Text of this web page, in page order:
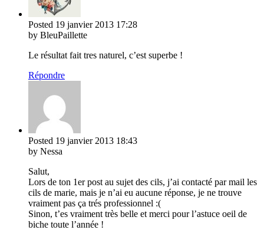
Posted 19 janvier 2013 17:28
by BleuPaillette
Le résultat fait tres naturel, c’est superbe !
Répondre
Posted 19 janvier 2013 18:43
by Nessa
Salut,
Lors de ton 1er post au sujet des cils, j’ai contacté par mail les
cils de marie, mais je n’ai eu aucune réponse, je ne trouve
vraiment pas ça trés professionnel :(
Sinon, t’es vraiment très belle et merci pour l’astuce oeil de
biche toute l’année !